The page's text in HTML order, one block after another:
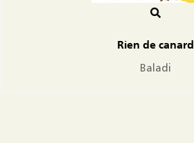
Rien de canard
Baladi